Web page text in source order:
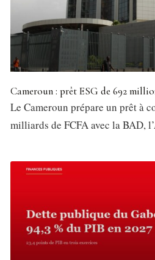
Cameroun : prêt ESG de 692
Le Cameroun prépare un prêt à
milliards de FCFA avec la BAD,